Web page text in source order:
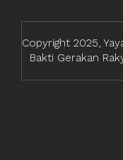
Copyright 2025,
Bakti Gerakan